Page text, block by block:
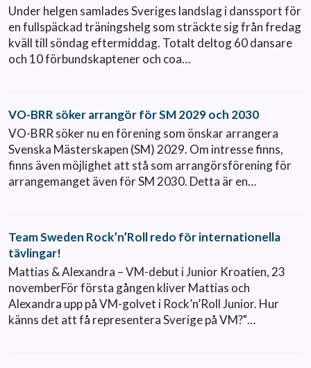
Under helgen samlades Sveriges landslag i danssport för
en fullspäckad träningshelg som sträckte sig från fredag
kväll till söndag eftermiddag. Totalt deltog 60 dansare
och 10 förbundskaptener och coa…
VO-BRR söker arrangör för SM 2029 och 2030
VO-BRR söker nu en förening som önskar arrangera
Svenska Mästerskapen (SM) 2029. Om intresse finns,
finns även möjlighet att stå som arrangörsförening för
arrangemanget även för SM 2030. Detta är en…
Team Sweden Rock’n’Roll redo för internationella
tävlingar!
Mattias & Alexandra – VM-debut i Junior Kroatien, 23
novemberFör första gången kliver Mattias och
Alexandra upp på VM-golvet i Rock’n’Roll Junior. Hur
känns det att få representera Sverige på VM?"…